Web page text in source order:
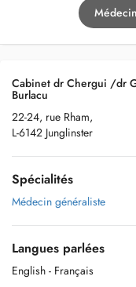
Cabinet dr Chergui /dr
Burlacu
22-24, rue Rham,
L-6142 Junglinster
Spécialités
Médecin généraliste
Langues parlées
English - Français